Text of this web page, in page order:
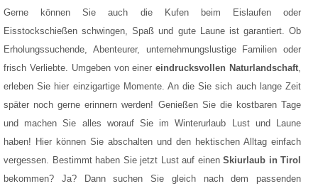
Gerne können Sie auch die Kufen beim Eislaufen oder
Eisstockschießen schwingen, Spaß und gute Laune ist garantiert. Ob
Erholungssuchende, Abenteurer, unternehmungslustige Familien oder
frisch Verliebte. Umgeben von einer eindrucksvollen Naturlandschaft,
erleben Sie hier einzigartige Momente. An die Sie sich auch lange Zeit
später noch gerne erinnern werden! Genießen Sie die kostbaren Tage
und machen Sie alles worauf Sie im Winterurlaub Lust und Laune
haben! Hier können Sie abschalten und den hektischen Alltag einfach
vergessen. Bestimmt haben Sie jetzt Lust auf einenSkiurlaub in Tirol
bekommen? Ja? Dann suchen Sie gleich nach dem passenden